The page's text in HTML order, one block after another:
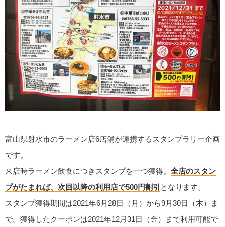
富山県射水市のラーメン店6店舗が連携するスタンプラリー企画
です。
来店時ラーメン飲食につきスタンプを一つ獲得。 全店のスタン
プがたまれば、次回以降の利用店で500円割引 となります。
スタンプ獲得期間は2021年6月28日（月）から9月30日（木）ま
で。獲得したクーポンは2021年12月31日（金）まで利用可能で